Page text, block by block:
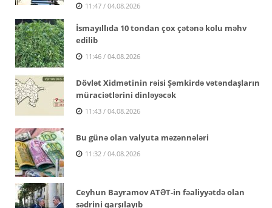
11:47 / 04.08.2026
İsmayıllıda 10 tondan çox çətənə kolu məhv
edilib
11:46 / 04.08.2026
Dövlət Xidmətinin rəisi Şəmkirdə vətəndaşların
müraciətlərini dinləyəcək
11:43 / 04.08.2026
Bu günə olan valyuta məzənnələri
11:32 / 04.08.2026
Ceyhun Bayramov ATƏT-in fəaliyyətdə olan
sədrini qarşılayıb